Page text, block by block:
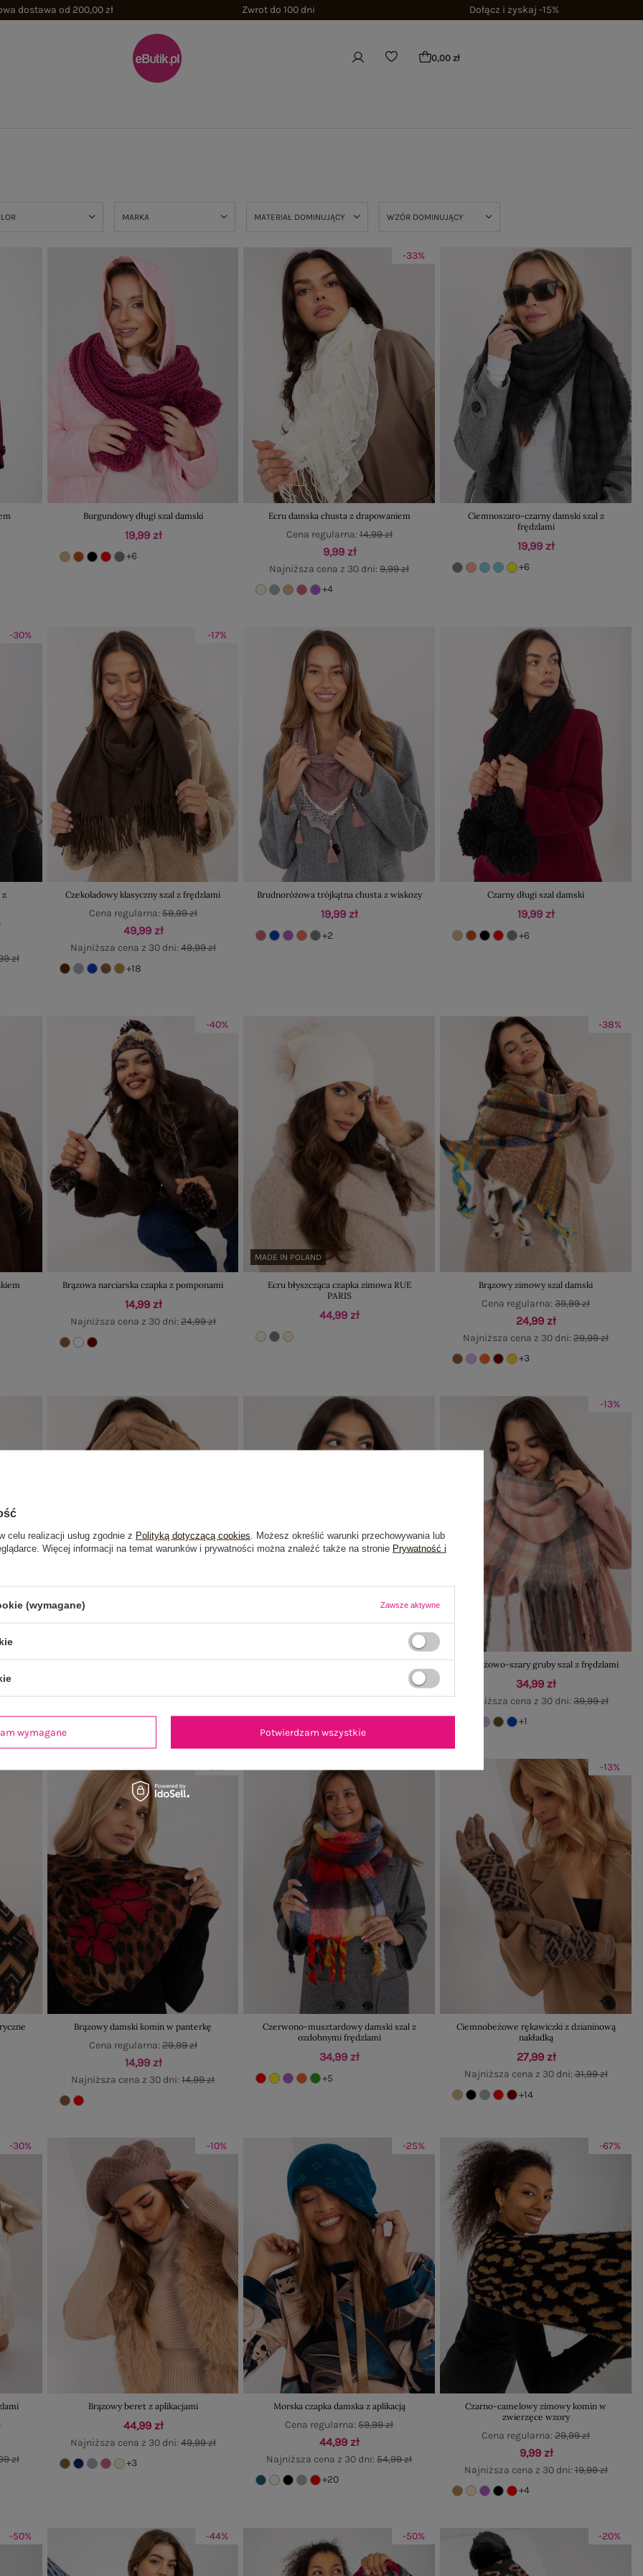
dostawa od 200,00 zł Zwrot do 100 dni Dołącz i zyskaj -15%
0,00 zł
MARKA MATERIAŁ DOMINUJĄCY WZÓR DOMINUJĄCY
Burgundowy długi szal damski
19,99 zł
+6
-33%
Ecru damska chusta z drapowaniem
9,99 zł
Najniższa cena z 30 dni:9,99 zł
Cena regularna:14,99 zł
+4
Ciemnoszaro-czarny damski szal z
frędzlami
19,99 zł
+6
-30%
z
zł
-17%
Czekoladowy klasyczny szal z frędzlami
49,99 zł
Najniższa cena z 30 dni:49,99 zł
Cena regularna:59,99 zł
+18
Brudnoróżowa trójkątna chusta z wiskozy
19,99 zł
+2
Czarny długi szal damski
19,99 zł
+6
-40%
Brązowa narciarska czapka z pomponami
14,99 zł
Najniższa cena z 30 dni:24,99 zł
MADE IN POLAND
Ecru błyszcząca czapka zimowa RUE
PARIS
44,99 zł
-38%
Brązowy zimowy szal damski
24,99 zł
Najniższa cena z 30 dni:29,99 zł
Cena regularna:39,99 zł
+3
+3
-13%
Jasnoróżowo-szary gruby szal z frędzlami
34,99 zł
Najniższa cena z 30 dni:39,99 zł
+1
-50%
Brązowy damski komin w panterkę
14,99 zł
Najniższa cena z 30 dni:14,99 zł
Cena regularna:29,99 zł
Czerwono-musztardowy damski szal z
ozdobnymi frędzlami
34,99 zł
+5
-13%
Ciemnobeżowe rękawiczki z dzianinową
nakładką
27,99 zł
Najniższa cena z 30 dni:31,99 zł
+14
-30%
zł
-10%
Brązowy beret z aplikacjami
44,99 zł
Najniższa cena z 30 dni:49,99 zł
+3
-25%
Morska czapka damska z aplikacją
44,99 zł
Najniższa cena z 30 dni:54,99 zł
Cena regularna:59,99 zł
+20
-67%
Czarno-camelowy zimowy komin w
zwierzęce wzory
9,99 zł
Najniższa cena z 30 dni:19,99 zł
Cena regularna:29,99 zł
+4
-50% -44% -50% -20%
celu realizacji usług zgodnie z Polityką dotyczącą cookies . Możesz określić warunki przechowywania lub
Więcej informacji na temat warunków i prywatności można znaleźć także na stronie Prywatność i
(wymagane) Zawsze aktywne
wymagane Potwierdzam wszystkie